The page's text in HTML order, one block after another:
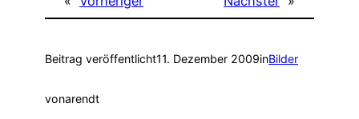
Beitrag veröffentlicht11. Dezember 2009inBilder
vonarendt